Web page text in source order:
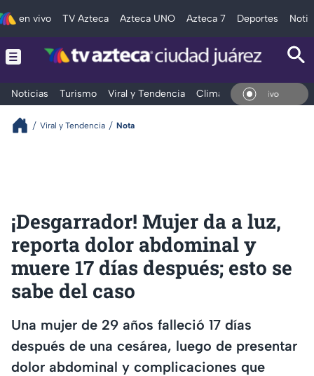
en vivo TV Azteca Azteca UNO Azteca 7 Deportes
Noticias Turismo Viral y Tendencia Clima Deportes En
Viral y Tendencia Nota
¡Desgarrador! Mujer da a luz,
reporta dolor abdominal y
muere 17 días después; esto se
sabe del caso
Una mujer de 29 años falleció 17 días
después de una cesárea, luego de presentar
dolor abdominal y complicaciones que